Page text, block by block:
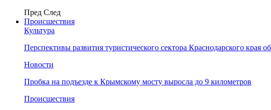
Пред След
Происшествия
Культура
Перспективы развития туристического сектора Краснодарского края
Новости
Пробка на подъезде к Крымскому мосту выросла до 9 километров
Происшествия